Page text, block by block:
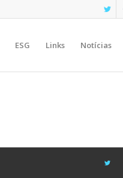
ESG Links Notícias